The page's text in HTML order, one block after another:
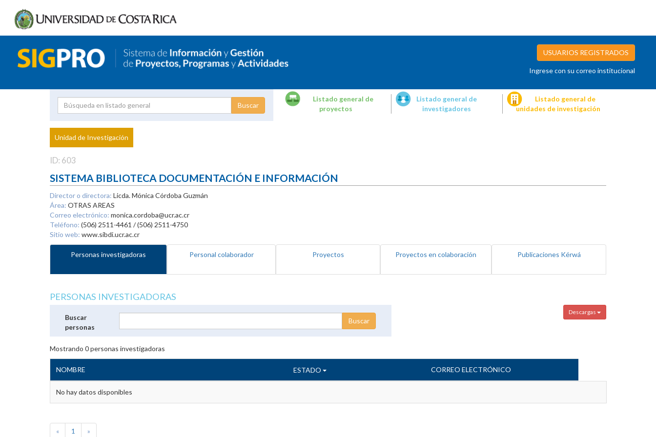
USUARIOS REGISTRADOS
Ingrese con su correo institucional
Proyecto
Investigador
Listado general de
proyectos
Listado general de
investigadores
Listado general de
unidades de investigación
Unidad de Investigación
ID: 603
SISTEMA BIBLIOTECA DOCUMENTACIÓN E INFORMACIÓN
Director o directora: Licda. Mónica Córdoba Guzmán
Área: OTRAS AREAS
Correo electrónico: monica.cordoba@ucr.ac.cr
Teléfono: (506) 2511-4461 / (506) 2511-4750
Sitio web: www.sibdi.ucr.ac.cr
Personas investigadoras Personal colaborador Proyectos Proyectos en colaboración Publicaciones Kérwá
PERSONAS INVESTIGADORAS
Descargas
Buscar
personas
Mostrando 0personas investigadoras
NOMBRE ESTADO CORREO ELECTRÓNICO
No hay datos disponibles
« 1 »